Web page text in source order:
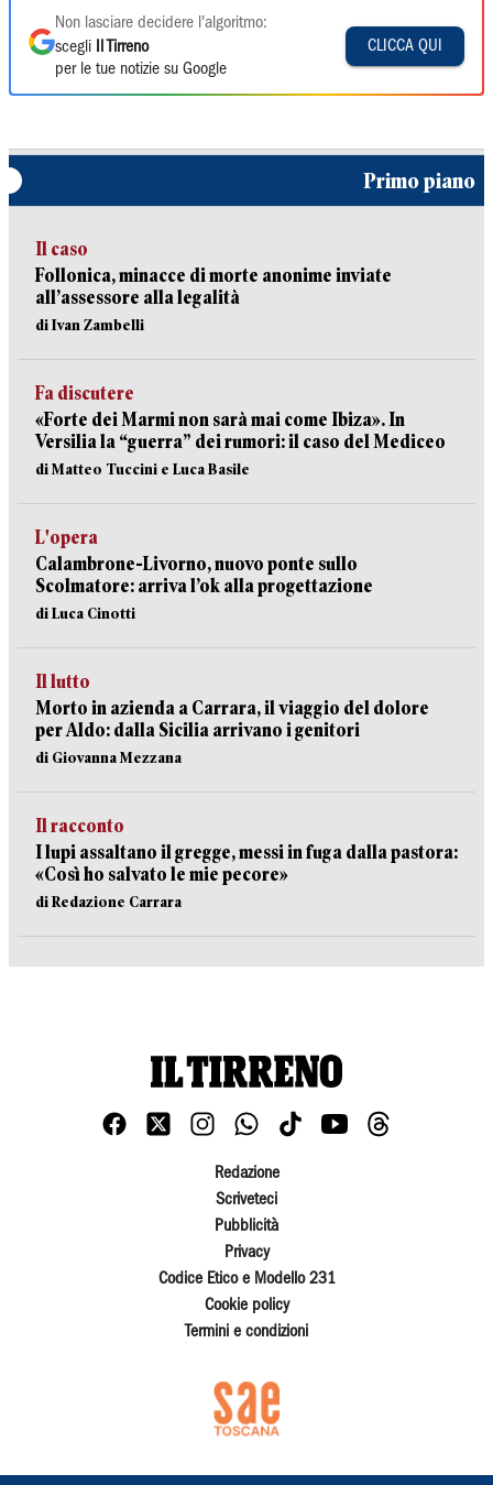
Non lasciare decidere l'algoritmo:
scegli
Il Tirreno
per le tue notizie su Google
CLICCA QUI
Primo piano
Il caso
Follonica, minacce di morte anonime inviate
all’assessore alla legalità
di Ivan Zambelli
Fa discutere
«Forte dei Marmi non sarà mai come Ibiza». In
Versilia la “guerra” dei rumori: il caso del Mediceo
di Matteo Tuccini e Luca Basile
L'opera
Calambrone-Livorno, nuovo ponte sullo
Scolmatore: arriva l’ok alla progettazione
di Luca Cinotti
Il lutto
Morto in azienda a Carrara, il viaggio del dolore
per Aldo: dalla Sicilia arrivano i genitori
di Giovanna Mezzana
Il racconto
I lupi assaltano il gregge, messi in fuga dalla pastora:
«Così ho salvato le mie pecore»
di Redazione Carrara
Redazione
Scriveteci
Pubblicità
Privacy
Codice Etico e Modello 231
Cookie policy
Termini e condizioni